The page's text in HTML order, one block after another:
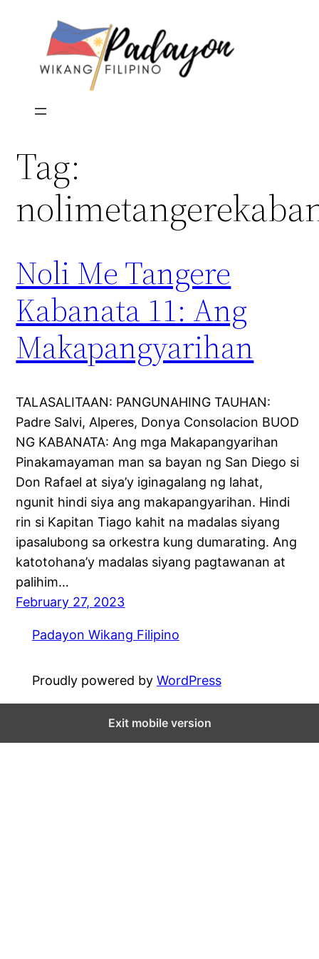
Tag:
Noli Me Tangere
Kabanata 11: Ang
Makapangyarihan
TALASALITAAN: PANGUNAHING TAUHAN:
Padre Salvi, Alperes, Donya Consolacion BUOD
NG KABANATA: Ang mga Makapangyarihan
Pinakamayaman man sa bayan ng San Diego si
Don Rafael at siya’y iginagalang ng lahat,
ngunit hindi siya ang makapangyarihan. Hindi
rin si Kapitan Tiago kahit na madalas siyang
ipasalubong sa orkestra kung dumarating. Ang
katotohana’y madalas siyang pagtawanan at
palihim…
February 27, 2023
Padayon Wikang Filipino
Proudly powered by WordPress
Exit mobile version